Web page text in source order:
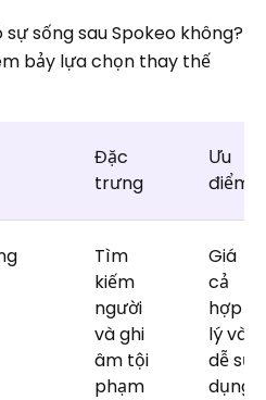
sống sau Spokeo không?
bảy lựa chọn thay thế
Đặc
trưng
Ưu
điểm
Tìm
kiếm
người
và ghi
âm tội
phạm
Giá
cả
hợp
lý và
dễ sử
dụng